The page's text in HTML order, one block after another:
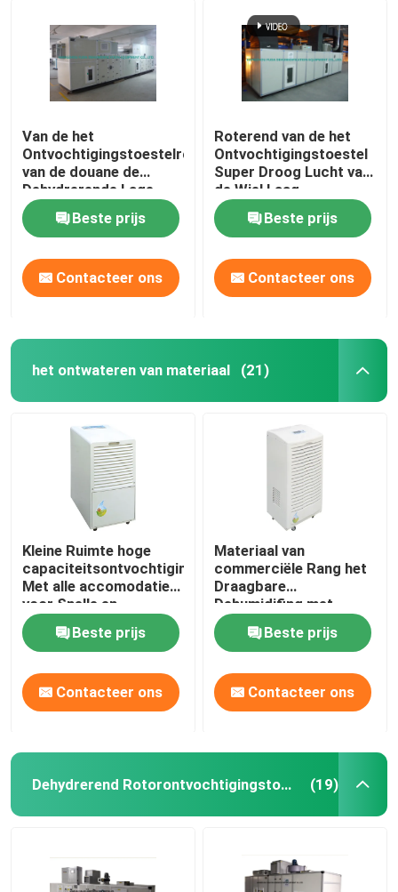
Van de het
Ontvochtigingstoestelrotor
van de douane de
Dehydrerende Lage
Vochtigheid Industriële
Energie - besparing
Beste prijs
Contacteer ons
Roterend van de het
Ontvochtigingstoestel
Super Droog Lucht van
de Wiel Laag
Vochtigheid de
Dauwpunt < -45 C
Beste prijs
Contacteer ons
het ontwateren van materiaal (21)
Kleine Ruimte hoge
capaciteitsontvochtigingstoestellen
Met alle accomodatie
voor Snelle en
Gemakkelijke Installatie
Beste prijs
Contacteer ons
Materiaal van
commerciële Rang het
Draagbare
Dehumidifing met
LEIDENE Vertoning
130L /dagBeste prijs
Contacteer ons
Dehydrerend Rotorontvochtigingstoestel (19)